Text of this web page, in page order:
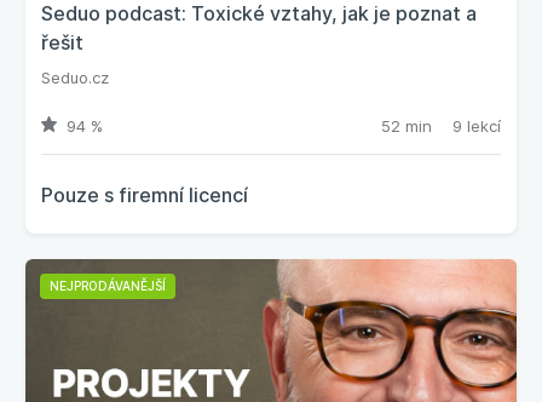
Seduo podcast: Toxické vztahy, jak je poznat a
řešit
Seduo.cz
94 % 52 min 9 lekcí
Pouze s firemní licencí
NEJPRODÁVANĚJŠÍ